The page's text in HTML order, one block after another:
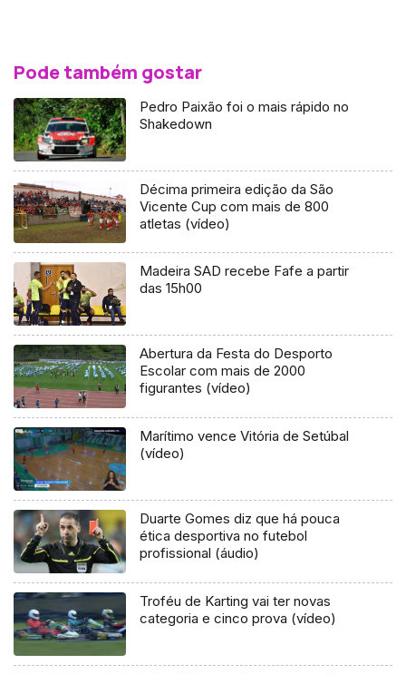
Pode também gostar
Pedro Paixão foi o mais rápido no
Shakedown
Décima primeira edição da São
Vicente Cup com mais de 800
atletas (vídeo)
Madeira SAD recebe Fafe a partir
das 15h00
Abertura da Festa do Desporto
Escolar com mais de 2000
figurantes (vídeo)
Marítimo vence Vitória de Setúbal
(vídeo)
Duarte Gomes diz que há pouca
ética desportiva no futebol
profissional (áudio)
Troféu de Karting vai ter novas
categoria e cinco prova (vídeo)